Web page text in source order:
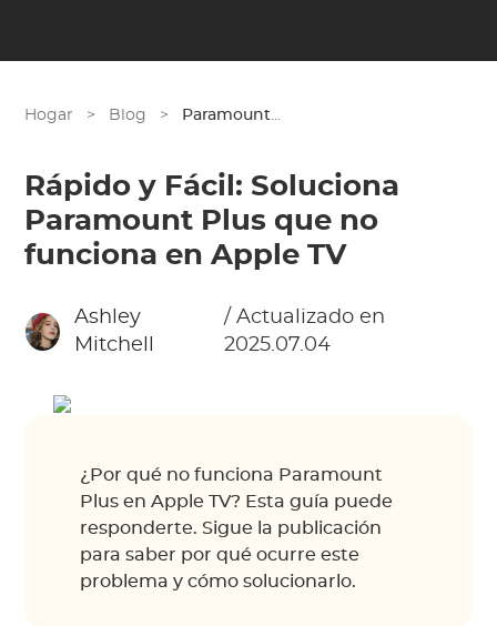
Hogar > Blog > Paramount Plus
Rápido y Fácil: Soluciona
Paramount Plus que no
funciona en Apple TV
Ashley
Mitchell
/ Actualizado en
2025.07.04
¿Por qué no funciona Paramount
Plus en Apple TV? Esta guía puede
responderte. Sigue la publicación
para saber por qué ocurre este
problema y cómo solucionarlo.